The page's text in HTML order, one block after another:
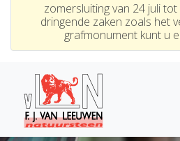
zomersluiting van 24 juli
dringende zaken zoals het
grafmonument kunt u